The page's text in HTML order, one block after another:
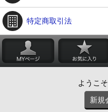
特定商取引法
ようこ
新規